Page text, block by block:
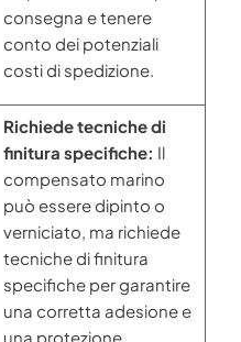
consegna e tenere
conto dei potenziali
costi di spedizione.
Richiede tecniche di
finitura specifiche: Il
compensato marino
può essere dipinto o
verniciato, ma richiede
tecniche di finitura
specifiche per garantire
una corretta adesione e
una protezione